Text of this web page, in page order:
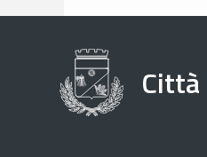
Città